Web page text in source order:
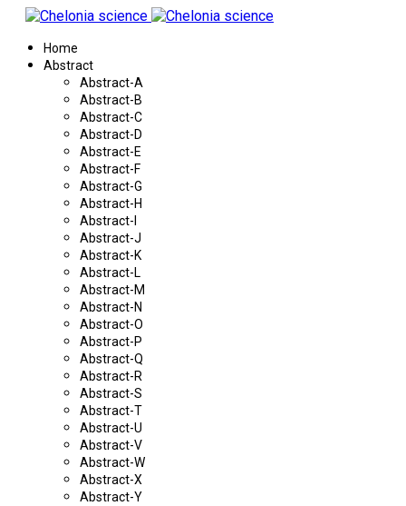
Home
Abstract
Abstract-A
Abstract-B
Abstract-C
Abstract-D
Abstract-E
Abstract-F
Abstract-G
Abstract-H
Abstract-I
Abstract-J
Abstract-K
Abstract-L
Abstract-M
Abstract-N
Abstract-O
Abstract-P
Abstract-Q
Abstract-R
Abstract-S
Abstract-T
Abstract-U
Abstract-V
Abstract-W
Abstract-X
Abstract-Y